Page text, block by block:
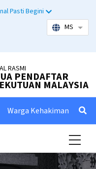
Pasti Begini
MS List
RASMI
PENDAFTAR
MALAYSIA
Warga Kehakiman